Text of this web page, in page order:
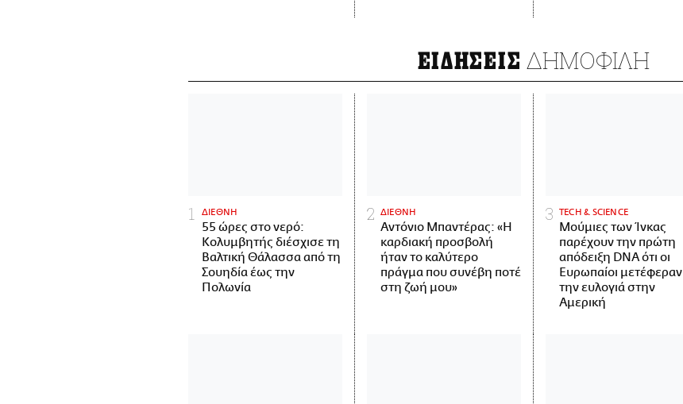
ΕΙΔΗΣΕΙΣ ΔΗΜΟΦΙΛΗ
ΔΙΕΘΝΗ
55 ώρες στο νερό:
Κολυμβητής διέσχισε τη
Βαλτική Θάλασσα από τη
Σουηδία έως την
Πολωνία
ΔΙΕΘΝΗ
Αντόνιο Μπαντέρας: «Η
καρδιακή προσβολή
ήταν το καλύτερο
πράγμα που συνέβη ποτέ
στη ζωή μου»
ΤECH & SCIENCE
Μούμιες των Ίνκας
παρέχουν την πρώτη
απόδειξη DNA ότι οι
Ευρωπαίοι μετέφεραν
την ευλογιά στην
Αμερική